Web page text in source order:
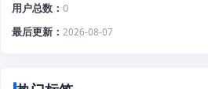
用户总数
0
最后更新
2026-08-07